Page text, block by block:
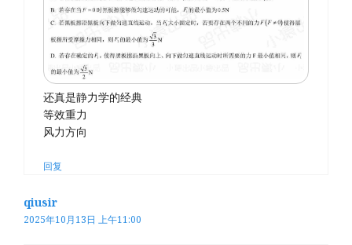
还真是静力学的经典
等效重力
风力方向
回复
qiusir
2025年10月13日 上午11:00